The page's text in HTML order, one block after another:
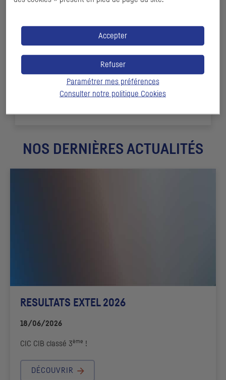
+ 150
NOS DERNIÈRES ACTUALITÉS
RESULTATS EXTEL 2026
18/06/2026
CIC CIB classé 3ème !
DÉCOUVRIR
Accepter
Refuser
Paramétrer mes préférences
Consulter notre politique Cookies